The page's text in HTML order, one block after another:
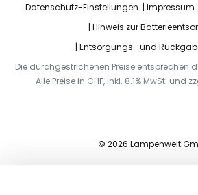
Datenschutz-Einstellungen Impressum
Hinweis zur
Entsorgungs- und
Die durchgestrichenen Preise entsprechen
Alle Preise in CHF, inkl. 8.1% MwSt. und
© 2026 Lampenwelt